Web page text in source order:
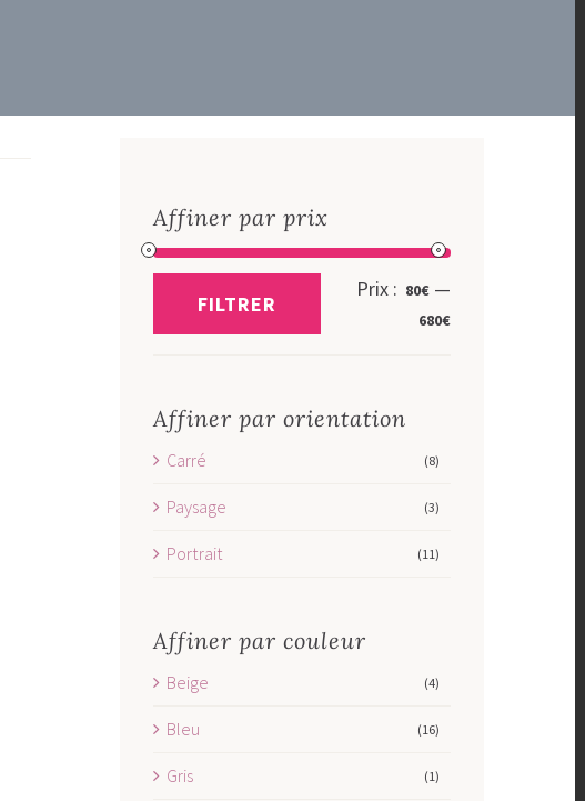
Affiner par prix
Prix
min
Prix
max
FILTRER
Prix : 80€—
680€
Affiner par orientation
Carré (8)
Paysage (3)
Portrait (11)
Affiner par couleur
Beige (4)
Bleu (16)
Gris (1)